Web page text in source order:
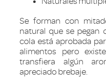
Se forman con
natural que se pegan
cola está aprobada
alimentos pero
transfiera algún
apreciado brebaje.